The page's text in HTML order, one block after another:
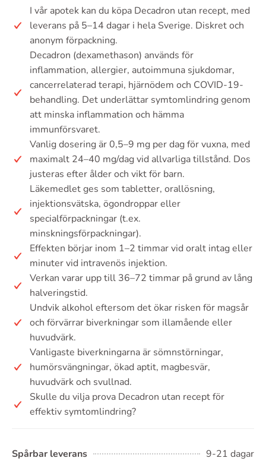
I vår apotek kan du köpa Decadron utan recept, med
leverans på 5–14 dagar i hela Sverige. Diskret och
anonym förpackning.
Decadron (dexamethason) används för
inflammation, allergier, autoimmuna sjukdomar,
cancerrelaterad terapi, hjärnödem och COVID-19-
behandling. Det underlättar symtomlindring genom
att minska inflammation och hämma
immunförsvaret.
Vanlig dosering är 0,5–9 mg per dag för vuxna, med
maximalt 24–40 mg/dag vid allvarliga tillstånd. Dos
justeras efter ålder och vikt för barn.
Läkemedlet ges som tabletter, orallösning,
injektionsvätska, ögondroppar eller
specialförpackningar (t.ex.
minskningsförpackningar).
Effekten börjar inom 1–2 timmar vid oralt intag eller
minuter vid intravenös injektion.
Verkan varar upp till 36–72 timmar på grund av lång
halveringstid.
Undvik alkohol eftersom det ökar risken för magsår
och förvärrar biverkningar som illamående eller
huvudvärk.
Vanligaste biverkningarna är sömnstörningar,
humörsvängningar, ökad aptit, magbesvär,
huvudvärk och svullnad.
Skulle du vilja prova Decadron utan recept för
effektiv symtomlindring?
Spårbar leverans
9-21 dagar